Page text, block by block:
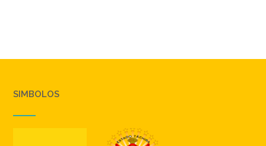
SIMBOLOS